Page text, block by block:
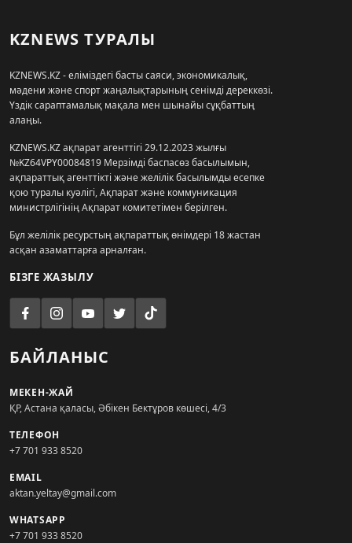
KZNEWS ТУРАЛЫ
KZNEWS.KZ - еліміздегі басты саяси, экономикалық,
мәдени және спорт жаңалықтарының сенімді дереккөзі.
Үздік сараптамалық мақала мен шынайы сұқбаттың
алаңы.
KZNEWS.KZ ақпарат агенттігі 29.12.2023 жылғы
№KZ64VPY00084819 Мерзімді баспасөз басылымын,
ақпараттық агенттікті және желілік басылымды есепке
қою туралы куәлігі, Ақпарат және коммуникация
министрлігінің Ақпарат комитетімен берілген.
Бұл желілік ресурстың ақпараттық өнімдері 18 жастан
асқан азаматтарға арналған.
БІЗГЕ ЖАЗЫЛУ
БАЙЛАНЫС
МЕКЕН-ЖАЙ
ҚР, Астана қаласы, Әбікен Бектұров көшесі, 4/3
ТЕЛЕФОН
+7 701 933 8520
EMAIL
aktan.yeltay@gmail.com
WHATSAPP
+7 701 933 8520